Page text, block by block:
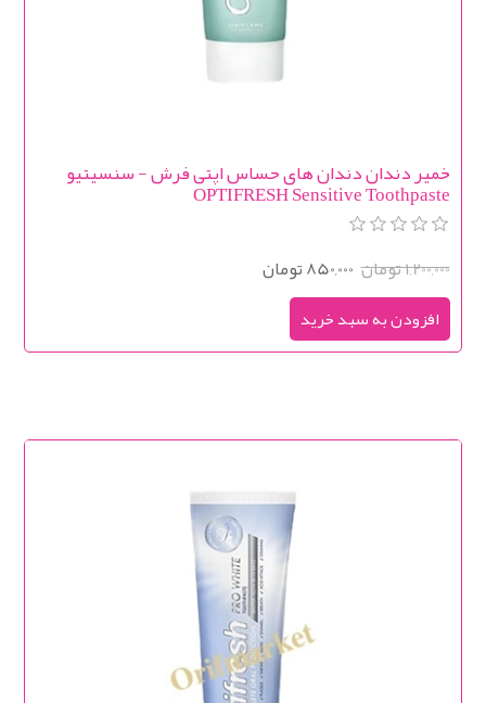
خمیر دندان دندان های حساس اپتی فرش - سنسیتیو
OPTIFRESH Sensitive Toothpaste
1,200,000 تومان 850,000 تومان